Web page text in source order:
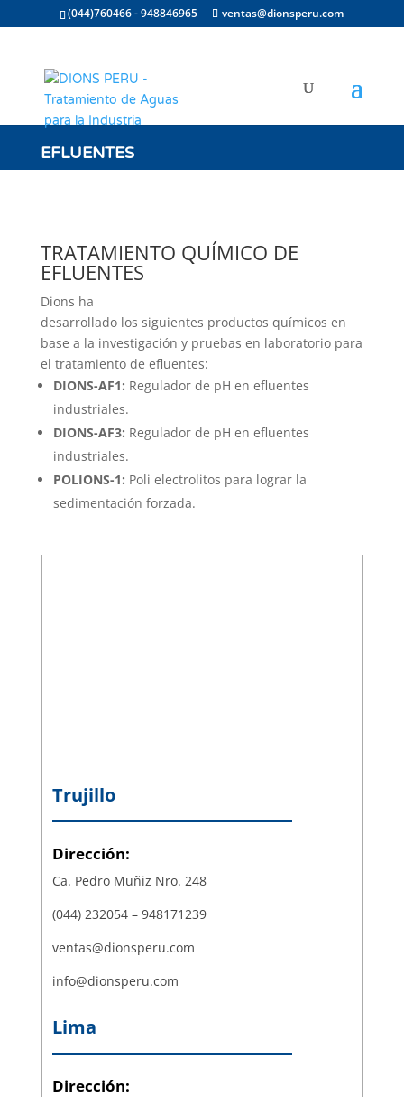
(044)760466 - 948846965 ventas@dionsperu.com
EFLUENTES
TRATAMIENTO QUÍMICO DE
EFLUENTES
Dions ha
desarrollado los siguientes productos químicos en
base a la investigación y pruebas en laboratorio para
el tratamiento de efluentes:
DIONS-AF1: Regulador de pH en efluentes
industriales.
DIONS-AF3: Regulador de pH en efluentes
industriales.
POLIONS-1: Poli electrolitos para lograr la
sedimentación forzada.
Trujillo
Dirección:
Ca. Pedro Muñiz Nro. 248
(044) 232054 – 948171239
ventas@dionsperu.com
info@dionsperu.com
Lima
Dirección: